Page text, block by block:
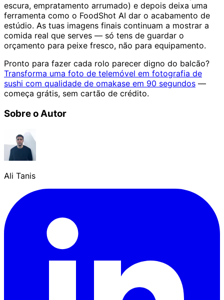
escura, empratamento arrumado) e depois deixa uma
ferramenta como o FoodShot AI dar o acabamento de
estúdio. As tuas imagens finais continuam a mostrar a
comida real que serves — só tens de guardar o
orçamento para peixe fresco, não para equipamento.
Pronto para fazer cada rolo parecer digno do balcão?
Transforma uma foto de telemóvel em fotografia de
sushi com qualidade de omakase em 90 segundos —
começa grátis, sem cartão de crédito.
Sobre o Autor
Ali Tanis